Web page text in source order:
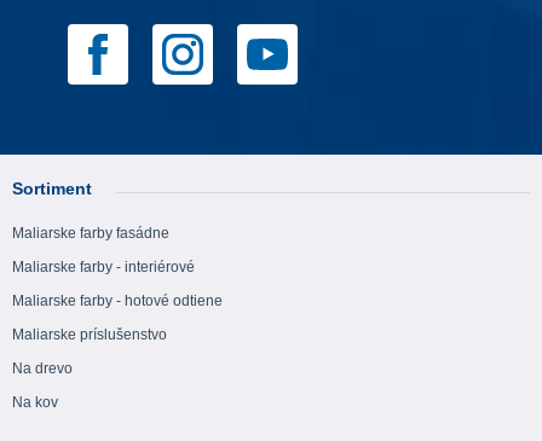
Sortiment
Maliarske farby fasádne
Maliarske farby - interiérové
Maliarske farby - hotové odtiene
Maliarske príslušenstvo
Na drevo
Na kov